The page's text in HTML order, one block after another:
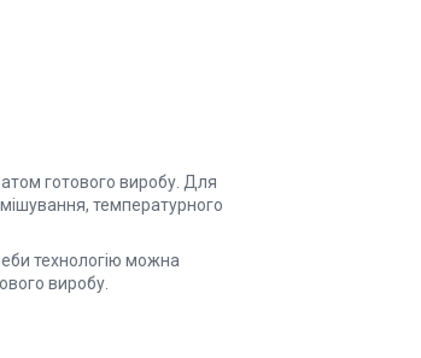
готового виробу. Для
температурного
технологію можна
виробу.